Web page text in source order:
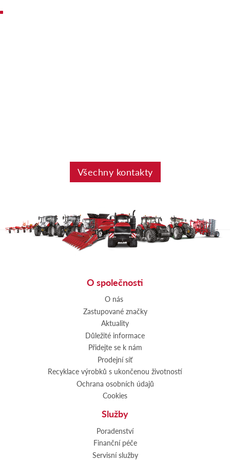
Všechny kontakty
O společnosti
O nás
Zastupované značky
Aktuality
Důležité informace
Přidejte se k nám
Prodejní síť
Recyklace výrobků s ukončenou životností
Ochrana osobních údajů
Cookies
Služby
Poradenství
Finanční péče
Servisní služby